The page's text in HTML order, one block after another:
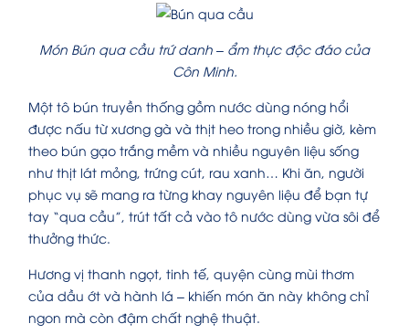
Món Bún qua cầu trứ danh – ẩm thực độc đáo của
Côn Minh.
Một tô bún truyền thống gồm nước dùng nóng hổi
được nấu từ xương gà và thịt heo trong nhiều giờ, kèm
theo bún gạo trắng mềm và nhiều nguyên liệu sống
như thịt lát mỏng, trứng cút, rau xanh… Khi ăn, người
phục vụ sẽ mang ra từng khay nguyên liệu để bạn tự
tay “qua cầu”, trút tất cả vào tô nước dùng vừa sôi để
thưởng thức.
Hương vị thanh ngọt, tinh tế, quyện cùng mùi thơm
của dầu ớt và hành lá – khiến món ăn này không chỉ
ngon mà còn đậm chất nghệ thuật.